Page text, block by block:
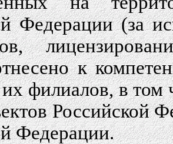
Федерации (за
к
филиалов, в
Российской
Федерации.